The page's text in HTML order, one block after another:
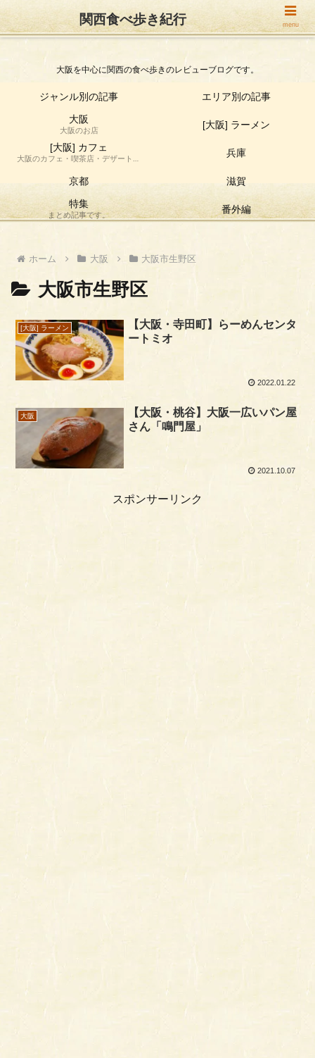
関西食べ歩き紀行
大阪を中心に関西の食べ歩きのレビューブログです。
ジャンル別の記事
エリア別の記事
大阪
大阪のお店
[大阪] ラーメン
[大阪] カフェ
大阪のカフェ・喫茶店・デザート店
兵庫
京都
滋賀
特集
まとめ記事です。 番外編
ホーム 大阪 大阪市生野区
大阪市生野区
[大阪] ラーメン
【大阪・寺田町】らーめんセンタ
ートミオ
2022.01.22
大阪
【大阪・桃谷】大阪一広いパン屋
さん「鳴門屋」
2021.10.07
スポンサーリンク
関西食べ歩き紀行 menu